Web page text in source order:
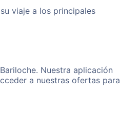
viaje a los principales
Nuestra aplicación
a nuestras ofertas para